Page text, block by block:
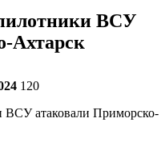
ВСУ
Ахтарск
120